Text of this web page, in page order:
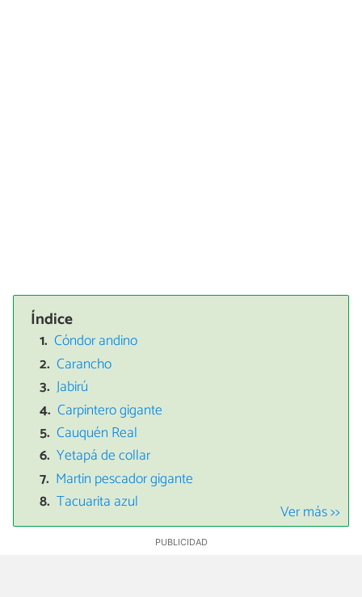
Índice
Cóndor andino
Carancho
Jabirú
Carpintero gigante
Cauquén Real
Yetapá de collar
Martin pescador gigante
Tacuarita azul
Ver más >>